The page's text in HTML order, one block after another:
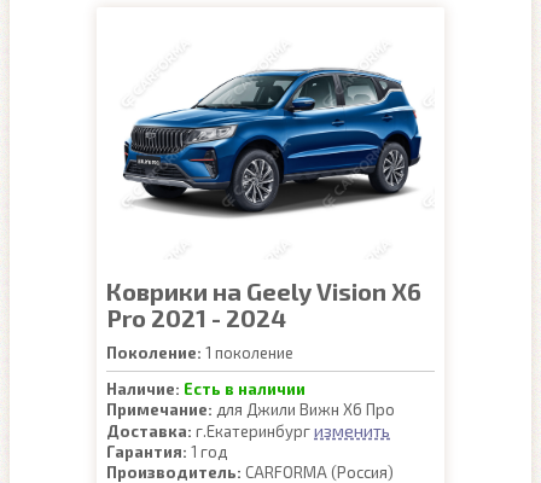
Коврики на Geely Vision X6
Pro 2021 - 2024
Поколение: 1 поколение
Наличие: Есть в наличии
Примечание: для Джили Вижн Х6 Про
Доставка: г.Екатеринбургизменить
Гарантия: 1 год
Производитель: CARFORMA (Россия)